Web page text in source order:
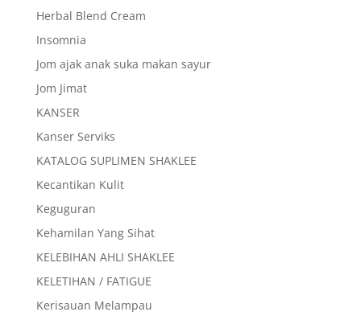
Herbal Blend Cream
Insomnia
Jom ajak anak suka makan sayur
Jom Jimat
KANSER
Kanser Serviks
KATALOG SUPLIMEN SHAKLEE
Kecantikan Kulit
Keguguran
Kehamilan Yang Sihat
KELEBIHAN AHLI SHAKLEE
KELETIHAN / FATIGUE
Kerisauan Melampau